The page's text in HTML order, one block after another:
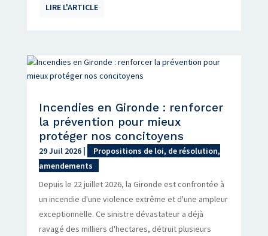
LIRE L'ARTICLE
Incendies en Gironde : renforcer
la prévention pour mieux
protéger nos concitoyens
29 Juil 2026|
Propositions de loi, de résolution,
amendements
Depuis le 22 juillet 2026, la Gironde est confrontée à
un incendie d'une violence extrême et d'une ampleur
exceptionnelle. Ce sinistre dévastateur a déjà
ravagé des milliers d'hectares, détruit plusieurs